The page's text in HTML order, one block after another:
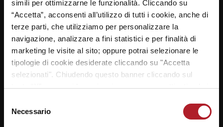
simili per ottimizzarne le funzionalità. Cliccando su
“Accetta”, acconsenti all’utilizzo di tutti i cookie, anche di
terze parti, che utilizziamo per personalizzare la
navigazione, analizzare a fini statistici e per finalità di
marketing le visite al sito; oppure potrai selezionare le
tipologie di cookie desiderate cliccando su "Accetta
selezionati". Chiudendo questo banner cliccando sul
tasto “X” prosegui la navigazione e saranno attivati solo i
modificare le tue preferenze in ogni momento mediante il
link “Impostazione dei cookie” a fine pagina. Per ulteriori
delNecessario